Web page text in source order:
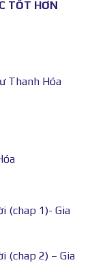
TỐT HƠN
Thanh Hóa
(chap 1)- Gia
(chap 2) – Gia